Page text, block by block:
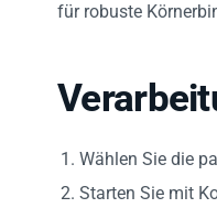
für robuste
Wählen Sie die
Starten Sie mit